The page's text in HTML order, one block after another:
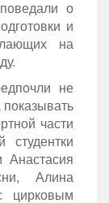
о
и
на
не
показывать
части
студентки
Анастасия
Алина
цирковым